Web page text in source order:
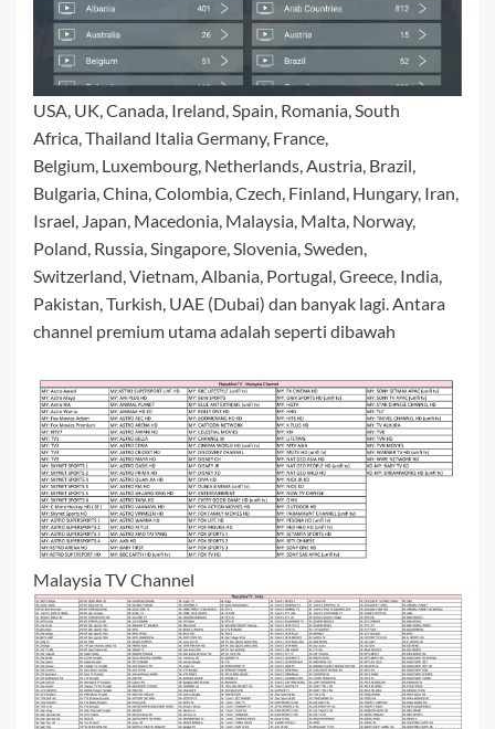
USA, UK, Canada, Ireland, Spain, Romania, South
Africa, Thailand Italia Germany, France,
Belgium, Luxembourg, Netherlands, Austria, Brazil,
Bulgaria, China, Colombia, Czech, Finland, Hungary, Iran,
Israel, Japan, Macedonia, Malaysia, Malta, Norway,
Poland, Russia, Singapore, Slovenia, Sweden,
Switzerland, Vietnam, Albania, Portugal, Greece, India,
Pakistan, Turkish, UAE (Dubai) dan banyak lagi. Antara
channel premium utama adalah seperti dibawah
Malaysia TV Channel